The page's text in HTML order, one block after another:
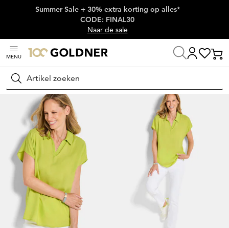
Skip naar hoofdinhoud
Summer Sale + 30% extra korting op alles*
CODE: FINAL30
Naar de sale
MENU
Zoeken
Thuis Damesmode